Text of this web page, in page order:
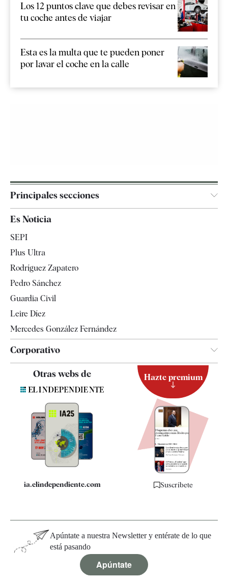
Los 12 puntos clave que debes revisar en
tu coche antes de viajar
Esta es la multa que te pueden poner
por lavar el coche en la calle
Principales secciones
España
Televisión
Es Noticia
SEPI
Plus Ultra
Rodríguez Zapatero
Pedro Sánchez
Guardia Civil
Leire Díez
Mercedes González Fernández
Corporativo
Contacto
Quiénes somos
Especificaciones
Otras webs de
ia.elindependiente.com
Hazte premium
Suscríbete
Apúntate a nuestra Newsletter y entérate de lo que
está pasando
Apúntate